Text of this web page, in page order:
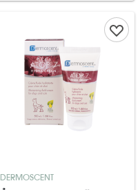
DERMOSCENT